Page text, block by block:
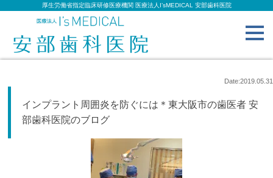
厚生労働省指定臨床研修医療機関 医療法人I’sMEDICAL 安部歯科医院
Date:2019.05.31
インプラント周囲炎を防ぐには＊東大阪市の歯医者 安
部歯科医院のブログ